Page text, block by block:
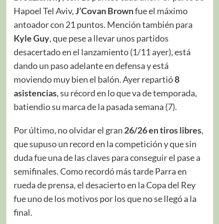
Hapoel Tel Aviv,J’Covan Brownfue el máximo
antoador con 21 puntos. Mención también para
Kyle Guy, que pese a llevar unos partidos
desacertado en el lanzamiento (1/11 ayer), está
dando un paso adelante en defensa y está
moviendo muy bien el balón. Ayer repartió8
asistencias, su récord en lo que va de temporada,
batiendio su marca de la pasada semana (7).
Por último, no olvidar el gran 26/26 en tiros libres,
que supuso un record en la competición y que sin
duda fue una de las claves para conseguir el pase a
semifinales. Como recordó más tarde Parra en
rueda de prensa, el desacierto en la Copa del Rey
fue uno de los motivos por los que no se llegó a la
final.